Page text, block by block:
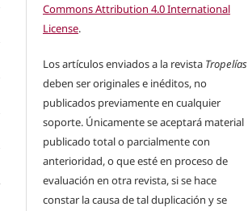
Commons Attribution 4.0 International
License.
Los artículos enviados a la revista Tropelías
deben ser originales e inéditos, no
publicados previamente en cualquier
soporte. Únicamente se aceptará material
publicado total o parcialmente con
anterioridad, o que esté en proceso de
evaluación en otra revista, si se hace
constar la causa de tal duplicación y se